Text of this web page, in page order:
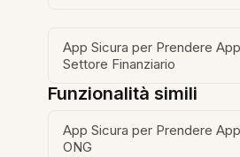
App Sicura per Prendere
Settore Finanziario
Funzionalità simili
App Sicura per Prendere
ONG